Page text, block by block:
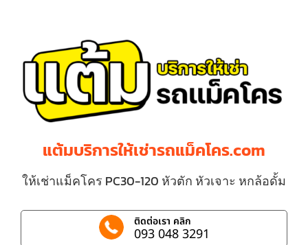
แต้มบริการให้เช่ารถแม็คโคร.com
ให้เช่าแม็คโคร PC30-120 หัวตัก หัวเจาะ หกล้อดั้ม
ติดต่อเรา คลิก
093 048 3291